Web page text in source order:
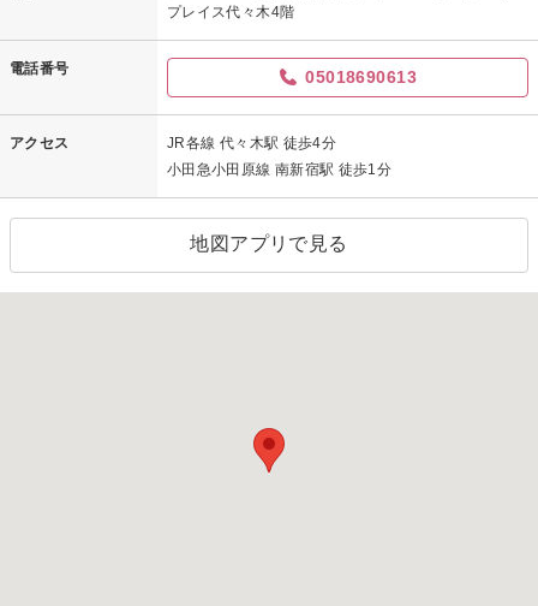
プレイス代々木4階
電話番号 05018690613
アクセス
JR各線 代々木駅 徒歩4分
小田急小田原線 南新宿駅 徒歩1分
地図アプリで見る